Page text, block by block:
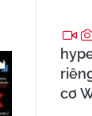
cơ